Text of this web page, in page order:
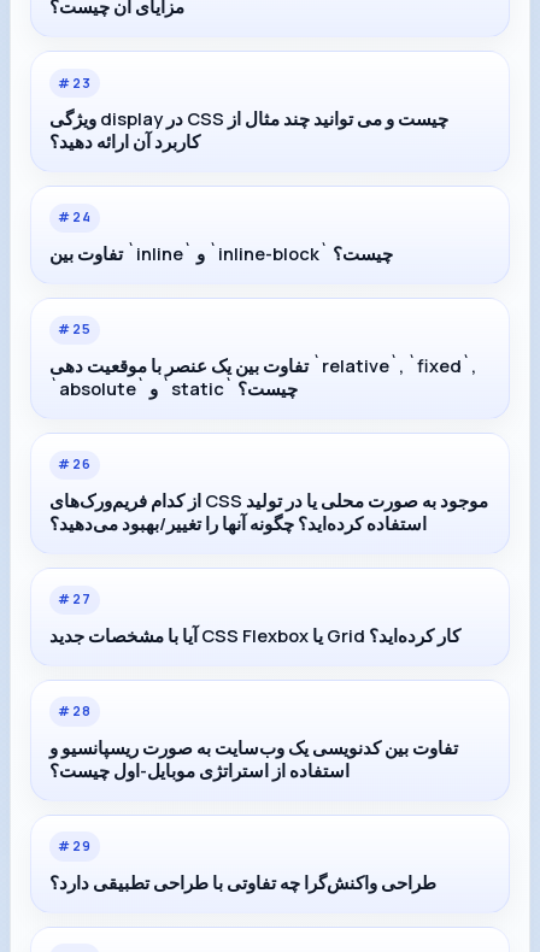
مزایای آن چیست؟
# 23
ویژگی display در CSS چیست و می توانید چند مثال از
کاربرد آن ارائه دهید؟
# 24
تفاوت بین `inline` و `inline-block` چیست؟
# 25
تفاوت بین یک عنصر با موقعیت دهی `relative`, `fixed`,
`absolute` و `static` چیست؟
# 26
از کدام فریم‌ورک‌های CSS موجود به صورت محلی یا در تولید
استفاده کرده‌اید؟ چگونه آنها را تغییر/بهبود می‌دهید؟
# 27
آیا با مشخصات جدید CSS Flexbox یا Grid کار کرده‌اید؟
# 28
تفاوت بین کدنویسی یک وب‌سایت به صورت ریسپانسیو و
استفاده از استراتژی موبایل-اول چیست؟
# 29
طراحی واکنش‌گرا چه تفاوتی با طراحی تطبیقی دارد؟